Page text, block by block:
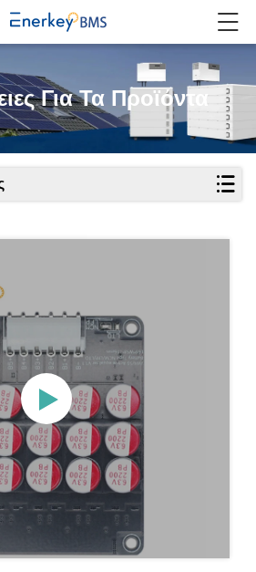
Για Τα Προϊόντα